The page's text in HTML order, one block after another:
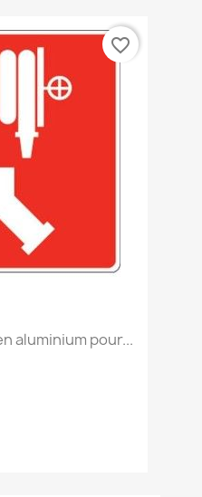
aluminium pour...
favorite_border